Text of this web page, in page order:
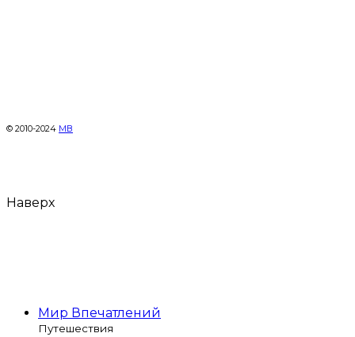
© 2010-2024 МВ
Наверх
Мир Впечатлений
Путешествия